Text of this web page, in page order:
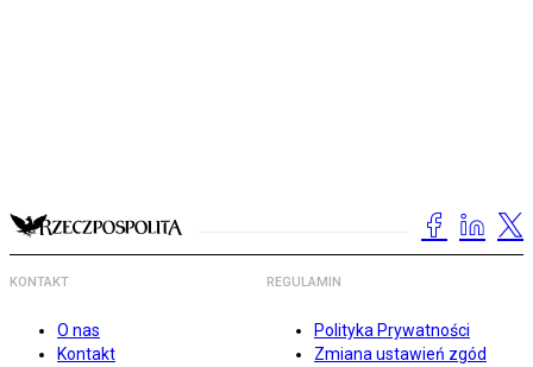
KONTAKT
O nas
Kontakt
REGULAMIN
Polityka Prywatności
Zmiana ustawień zgód